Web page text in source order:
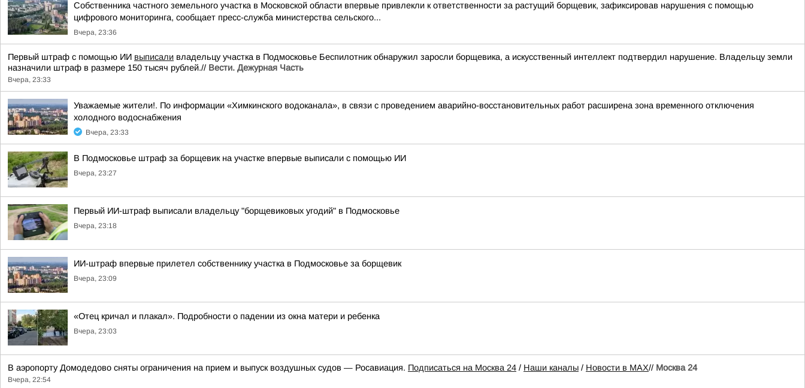
Собственника частного земельного участка в Московской области впервые привлекли к ответственности за растущий борщевик, зафиксировав нарушения с помощью
цифрового мониторинга, сообщает пресс-служба министерства сельского...
Вчера, 23:36
Первый штраф с помощью ИИ выписали владельцу участка в Подмосковье Беспилотник обнаружил заросли борщевика, а искусственный интеллект подтвердил нарушение. Владельцу земли
назначили штраф в размере 150 тысяч рублей.// Вести. Дежурная Часть
Вчера, 23:33
Уважаемые жители!. По информации «Химкинского водоканала», в связи с проведением аварийно-восстановительных работ расширена зона временного отключения
холодного водоснабжения
Вчера, 23:33
В Подмосковье штраф за борщевик на участке впервые выписали с помощью ИИ
Вчера, 23:27
Первый ИИ-штраф выписали владельцу "борщевиковых угодий" в Подмосковье
Вчера, 23:18
ИИ-штраф впервые прилетел собственнику участка в Подмосковье за борщевик
Вчера, 23:09
«Отец кричал и плакал». Подробности о падении из окна матери и ребенка
Вчера, 23:03
В аэропорту Домодедово сняты ограничения на прием и выпуск воздушных судов — Росавиация. Подписаться на Москва 24 / Наши каналы / Новости в MAX// Москва 24
Вчера, 22:54